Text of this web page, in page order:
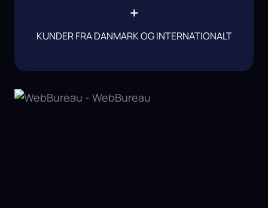
+
KUNDER FRA DANMARK OG INTERNATIONALT